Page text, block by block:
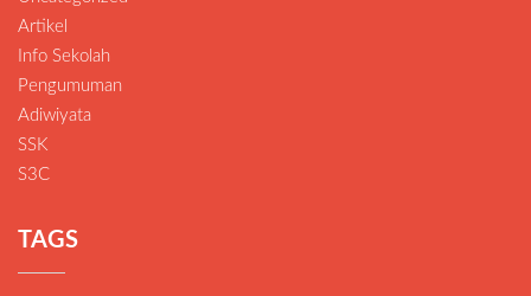
Artikel
Info Sekolah
Pengumuman
Adiwiyata
SSK
S3C
TAGS